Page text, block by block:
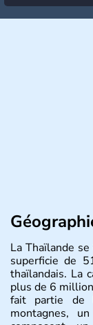
La Thaïlande
superficie de
thaïlandais. La
plus de 6
fait partie de
montagnes,